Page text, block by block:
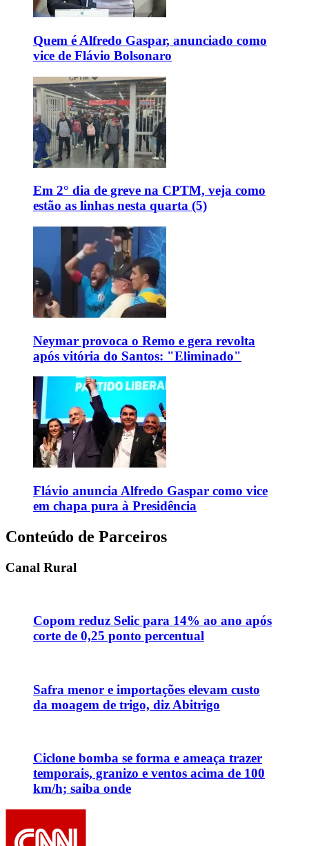
Quem é Alfredo Gaspar, anunciado como
vice de Flávio Bolsonaro
Em 2° dia de greve na CPTM, veja como
estão as linhas nesta quarta (5)
Neymar provoca o Remo e gera revolta
após vitória do Santos: "Eliminado"
Flávio anuncia Alfredo Gaspar como vice
em chapa pura à Presidência
Conteúdo de Parceiros
Canal Rural
Copom reduz Selic para 14% ao ano após
corte de 0,25 ponto percentual
Safra menor e importações elevam custo
da moagem de trigo, diz Abitrigo
Ciclone bomba se forma e ameaça trazer
temporais, granizo e ventos acima de 100
km/h; saiba onde